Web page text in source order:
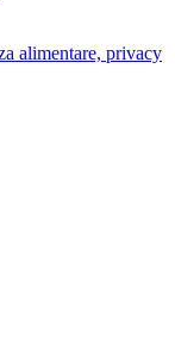
alimentare, privacy